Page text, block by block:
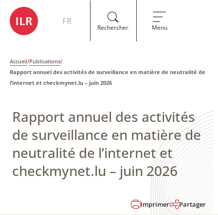
FR
Rechercher Menu
Accueil/Publications/
Rapport annuel des activités de surveillance en matière de neutralité de
l’internet et checkmynet.lu – juin 2026
Rapport annuel des activités
de surveillance en matière de
neutralité de l’internet et
checkmynet.lu – juin 2026
Imprimer Partager